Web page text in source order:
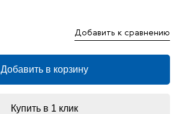
Добавить к сравнению
Добавить в корзину
Купить в 1 клик